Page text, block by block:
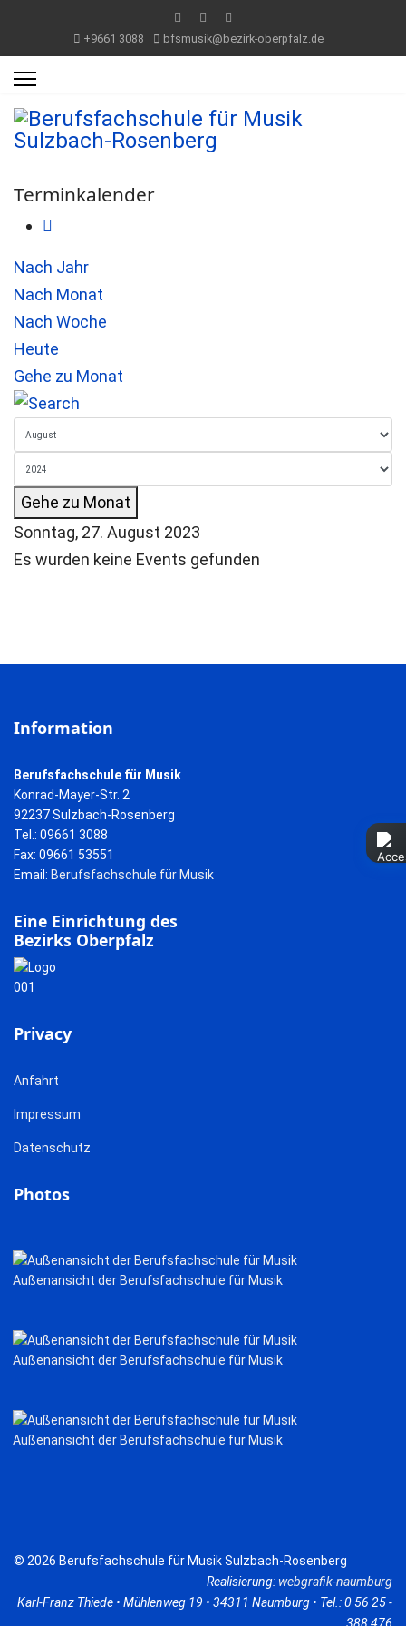
+9661 3088 bfsmusik@bezirk-oberpfalz.de
Terminkalender
Nach Jahr
Nach Monat
Nach Woche
Heute
Gehe zu Monat
Gehe zu Monat
Sonntag, 27. August 2023
Es wurden keine Events gefunden
Information
Berufsfachschule für Musik
Konrad-Mayer-Str. 2
92237 Sulzbach-Rosenberg
Tel.: 09661 3088
Fax: 09661 53551
Email: Berufsfachschule für Musik
Eine Einrichtung des
Bezirks Oberpfalz
Privacy
Anfahrt
Impressum
Datenschutz
Photos
Außenansicht der Berufsfachschule für Musik
Außenansicht der Berufsfachschule für Musik
Außenansicht der Berufsfachschule für Musik
© 2026 Berufsfachschule für Musik Sulzbach-Rosenberg
Realisierung: webgrafik-naumburg
Karl-Franz Thiede • Mühlenweg 19 • 34311 Naumburg • Tel.: 0 56 25 -